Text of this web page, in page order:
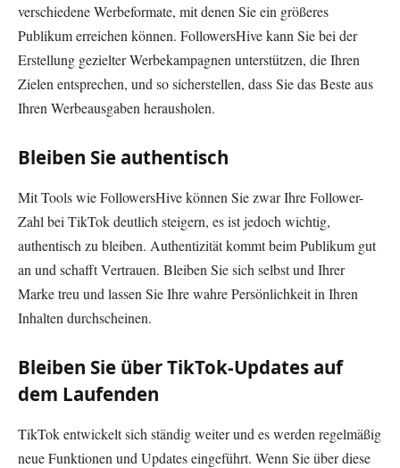
verschiedene Werbeformate, mit denen Sie ein größeres
Publikum erreichen können. FollowersHive kann Sie bei der
Erstellung gezielter Werbekampagnen unterstützen, die Ihren
Zielen entsprechen, und so sicherstellen, dass Sie das Beste aus
Ihren Werbeausgaben herausholen.
Bleiben Sie authentisch
Mit Tools wie FollowersHive können Sie zwar Ihre Follower-
Zahl bei TikTok deutlich steigern, es ist jedoch wichtig,
authentisch zu bleiben. Authentizität kommt beim Publikum gut
an und schafft Vertrauen. Bleiben Sie sich selbst und Ihrer
Marke treu und lassen Sie Ihre wahre Persönlichkeit in Ihren
Inhalten durchscheinen.
Bleiben Sie über TikTok-Updates auf
dem Laufenden
TikTok entwickelt sich ständig weiter und es werden regelmäßig
neue Funktionen und Updates eingeführt. Wenn Sie über diese